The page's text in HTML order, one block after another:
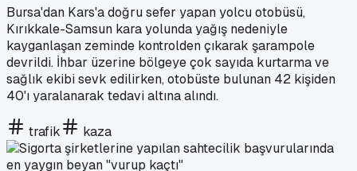
Bursa'dan Kars'a doğru sefer yapan yolcu otobüsü,
Kırıkkale-Samsun kara yolunda yağış nedeniyle
kayganlaşan zeminde kontrolden çıkarak şarampole
devrildi. İhbar üzerine bölgeye çok sayıda kurtarma ve
sağlık ekibi sevk edilirken, otobüste bulunan 42 kişiden
40'ı yaralanarak tedavi altına alındı.
trafik kaza